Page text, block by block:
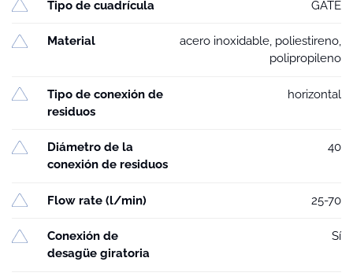
Tipo de cuadrícula GATE
Material
acero inoxidable, poliestireno,
polipropileno
Tipo de conexión de
residuos
horizontal
Diámetro de la
conexión de residuos
40
Flow rate (l/min) 25-70
Conexión de
desagüe giratoria
Sí